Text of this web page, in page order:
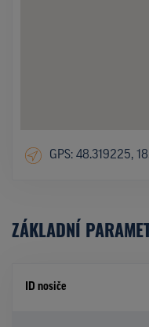
GPS: 48.319225,
ZÁKLADNÍ
ID nosiče